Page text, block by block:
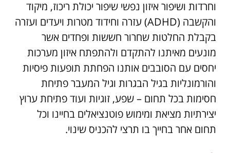
וחרדות ושיפור איזון נפשי שיפור יכולת ריכוז, מיקוד
והקשבה (ADHD) עזרה וחידוד מטרות ויעדים ועזרה
בקבלת החלטות שחרור חששות ופחדים אשר
מונעים מאיתנו להתקדם ולהתפתח איזון מערכות
יחסים עם הסובבים אותנו הפחתת תופעות פיסיות
והורמונליות בגיל הבגרות וגיל המעבר פתיחת
חסימות בכל תחום – שפע, זוגיות ועוד פתיחת ערוץ
יצירתיות מציאת ומימוש פוטנציאלים בחיינו וכל
תחום אחר בחייך בו תרצי להכניס שינוי.